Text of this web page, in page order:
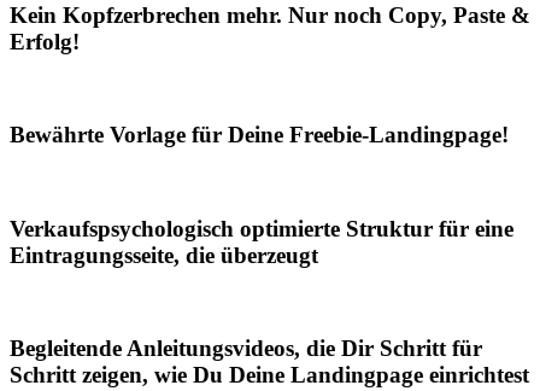
Kein Kopfzerbrechen mehr. Nur noch Copy, Paste &
Erfolg!
Bewährte Vorlage für Deine Freebie-Landingpage!
Verkaufspsychologisch optimierte Struktur für eine
Eintragungsseite, die überzeugt
Begleitende Anleitungsvideos, die Dir Schritt für
Schritt zeigen, wie Du Deine Landingpage einrichtest